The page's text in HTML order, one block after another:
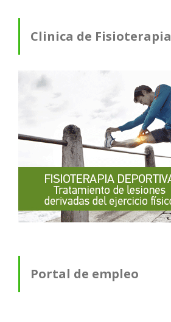
Clinica de Fisioterapia
Portal de empleo